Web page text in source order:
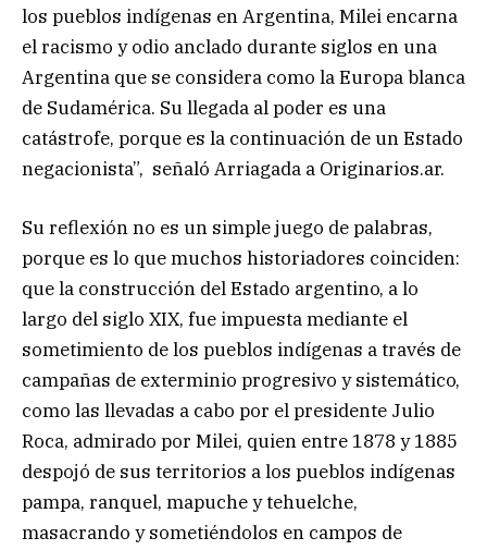
los pueblos indígenas en Argentina, Milei encarna
el racismo y odio anclado durante siglos en una
Argentina que se considera como la Europa blanca
de Sudamérica. Su llegada al poder es una
catástrofe, porque es la continuación de un Estado
negacionista”, señaló Arriagada a Originarios.ar.
Su reflexión no es un simple juego de palabras,
porque es lo que muchos historiadores coinciden:
que la construcción del Estado argentino, a lo
largo del siglo XIX, fue impuesta mediante el
sometimiento de los pueblos indígenas a través de
campañas de exterminio progresivo y sistemático,
como las llevadas a cabo por el presidente Julio
Roca, admirado por Milei, quien entre 1878 y 1885
despojó de sus territorios a los pueblos indígenas
pampa, ranquel, mapuche y tehuelche,
masacrando y sometiéndolos en campos de